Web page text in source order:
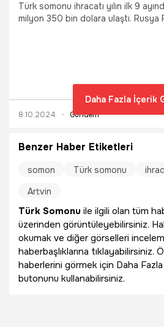
Türk somonu ihracatı yılın ilk 9
milyon 350 bin dolara ulaştı.
8.10.2024 Gündem
Daha Fazla İçerik
Benzer Haber Etiketleri
somon Türk somonu
Artvin
Türk Somonu ile ilgili olan tüm
üzerinden görüntüleyebilirsiniz.
okumak ve diğer görselleri
haberbaşlıklarına tıklayabilirsiniz.
haberlerini görmek için Daha
butonunu kullanabilirsiniz.